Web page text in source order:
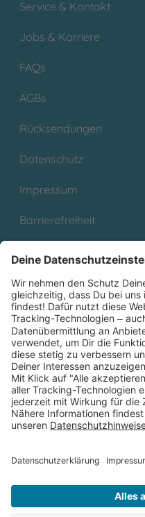
Service & Kontakt
Jobs & Karriere
FAQs
AGBs
Rücksendungen
Datenschutz
Impressum
Barrierefreiheit
Partnerprogramm
Folge uns auf
* Versandkostenfrei ab
Deutschlands
** Lieferzeit 1-3
Thienemann-Esslinger Verlag